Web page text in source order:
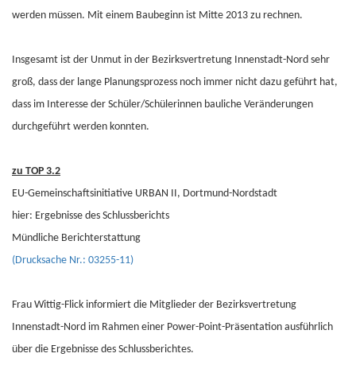
werden müssen. Mit einem Baubeginn ist Mitte 2013 zu rechnen.
Insgesamt ist der Unmut in der Bezirksvertretung Innenstadt-Nord sehr
groß, dass der lange Planungsprozess noch immer nicht dazu geführt hat,
dass im Interesse der Schüler/Schülerinnen bauliche Veränderungen
durchgeführt werden konnten.
zu TOP 3.2
EU-Gemeinschaftsinitiative URBAN II, Dortmund-Nordstadt
hier: Ergebnisse des Schlussberichts
Mündliche Berichterstattung
(Drucksache Nr.: 03255-11)
Frau Wittig-Flick informiert die Mitglieder der Bezirksvertretung
Innenstadt-Nord im Rahmen einer Power-Point-Präsentation ausführlich
über die Ergebnisse des Schlussberichtes.